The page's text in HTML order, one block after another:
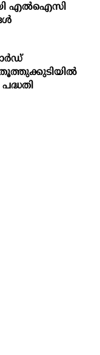
എൽഐസി
തൂത്തുക്കുടിയിൽ